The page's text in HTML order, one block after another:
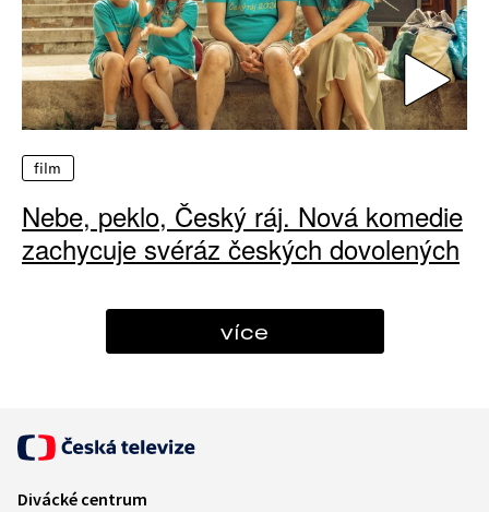
film
Nebe, peklo, Český ráj. Nová komedie
zachycuje svéráz českých dovolených
více